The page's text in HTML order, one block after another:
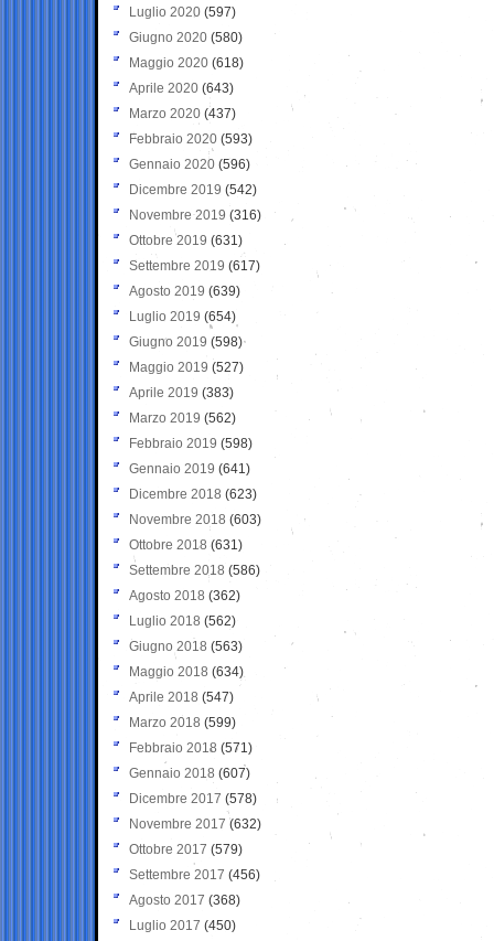
Luglio 2020 (597)
Giugno 2020 (580)
Maggio 2020 (618)
Aprile 2020 (643)
Marzo 2020 (437)
Febbraio 2020 (593)
Gennaio 2020 (596)
Dicembre 2019 (542)
Novembre 2019 (316)
Ottobre 2019 (631)
Settembre 2019 (617)
Agosto 2019 (639)
Luglio 2019 (654)
Giugno 2019 (598)
Maggio 2019 (527)
Aprile 2019 (383)
Marzo 2019 (562)
Febbraio 2019 (598)
Gennaio 2019 (641)
Dicembre 2018 (623)
Novembre 2018 (603)
Ottobre 2018 (631)
Settembre 2018 (586)
Agosto 2018 (362)
Luglio 2018 (562)
Giugno 2018 (563)
Maggio 2018 (634)
Aprile 2018 (547)
Marzo 2018 (599)
Febbraio 2018 (571)
Gennaio 2018 (607)
Dicembre 2017 (578)
Novembre 2017 (632)
Ottobre 2017 (579)
Settembre 2017 (456)
Agosto 2017 (368)
Luglio 2017 (450)